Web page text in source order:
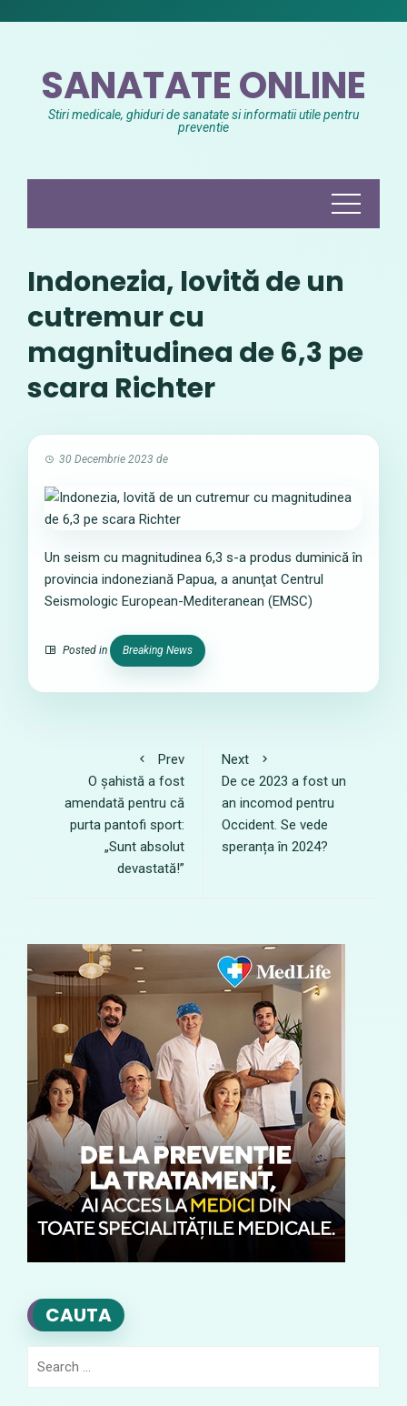
SANATATE ONLINE
Stiri medicale, ghiduri de sanatate si informatii utile pentru
preventie
Indonezia, lovită de un
cutremur cu
magnitudinea de 6,3 pe
scara Richter
30 Decembrie 2023 de
Un seism cu magnitudinea 6,3 s-a produs duminică în
provincia indoneziană Papua, a anunţat Centrul
Seismologic European-Mediteranean (EMSC)
Posted in Breaking News
Prev
O șahistă a fost
amendată pentru că
purta pantofi sport:
„Sunt absolut
devastată!”
Next
De ce 2023 a fost un
an incomod pentru
Occident. Se vede
speranța în 2024?
CAUTA